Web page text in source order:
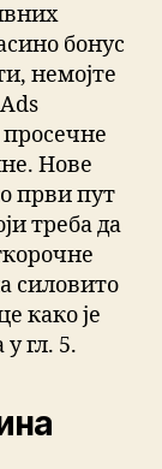
бонус
немојте
Нове
први пут
треба да
силовито
како је
гл. 5.